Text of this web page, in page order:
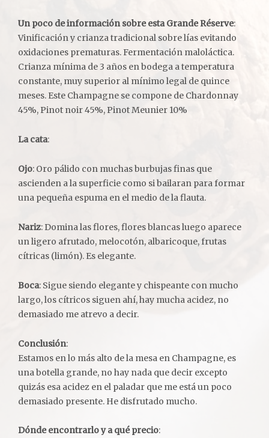
Un poco de información sobre esta Grande Réserve:
Vinificación y crianza tradicional sobre lías evitando
oxidaciones prematuras. Fermentación maloláctica.
Crianza mínima de 3 años en bodega a temperatura
constante, muy superior al mínimo legal de quince
meses. Este Champagne se compone de Chardonnay
45%, Pinot noir 45%, Pinot Meunier 10%
La cata:
Ojo: Oro pálido con muchas burbujas finas que
ascienden a la superficie como si bailaran para formar
una pequeña espuma en el medio de la flauta.
Nariz: Domina las flores, flores blancas luego aparece
un ligero afrutado, melocotón, albaricoque, frutas
cítricas (limón). Es elegante.
Boca: Sigue siendo elegante y chispeante con mucho
largo, los cítricos siguen ahí, hay mucha acidez, no
demasiado me atrevo a decir.
Conclusión:
Estamos en lo más alto de la mesa en Champagne, es
una botella grande, no hay nada que decir excepto
quizás esa acidez en el paladar que me está un poco
demasiado presente. He disfrutado mucho.
Dónde encontrarlo y a qué precio: